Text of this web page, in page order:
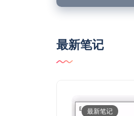
最新笔记
最新笔记